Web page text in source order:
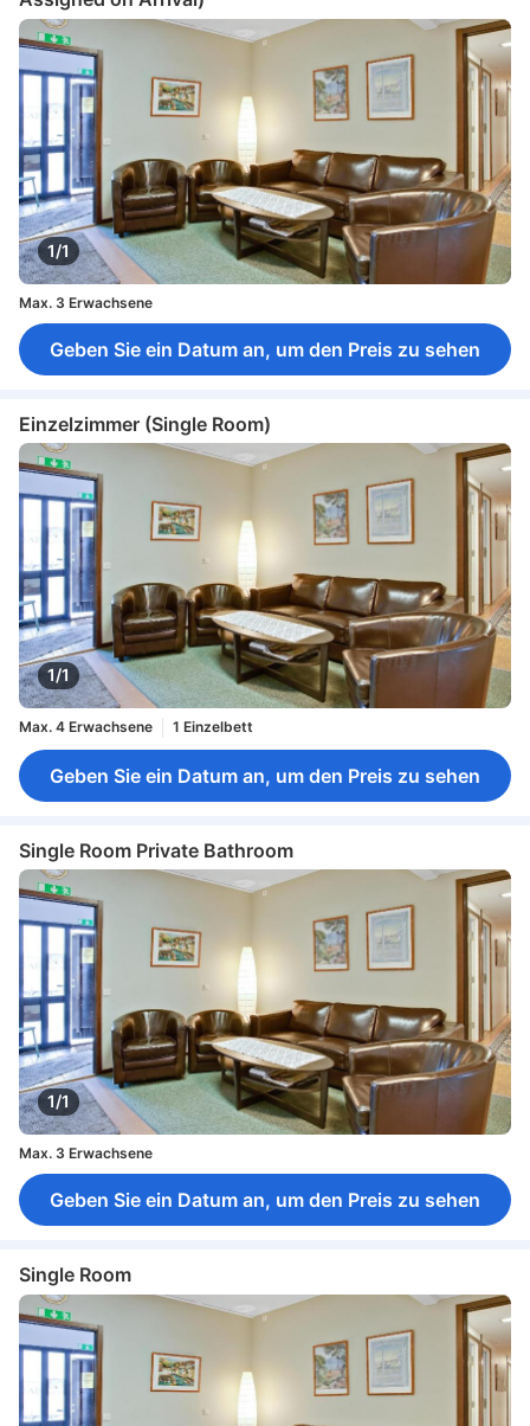
1/1
Max. 3 Erwachsene
Geben Sie ein Datum an, um den Preis zu sehen
Einzelzimmer (Single Room)
1/1
Max. 4 Erwachsene 1 Einzelbett
Geben Sie ein Datum an, um den Preis zu sehen
Single Room Private Bathroom
1/1
Max. 3 Erwachsene
Geben Sie ein Datum an, um den Preis zu sehen
Single Room